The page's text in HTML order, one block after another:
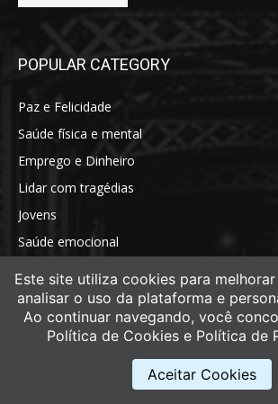
POPULAR CATEGORY
Paz e Felicidade
Saúde física e mental
Emprego e Dinheiro
Lidar com tragédias
Jovens
Saúde emocional
Este site utiliza cookies para
analisar o uso da plataforma e
Ao continuar navegando, você
Política de Cookies e Política de
Aceitar Cookies